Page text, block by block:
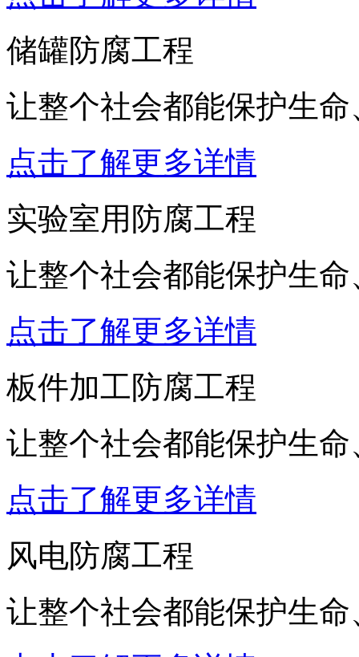
储罐防腐工程
让整个社会都能保护生
点击了解更多详情
实验室用防腐工程
让整个社会都能保护生
点击了解更多详情
板件加工防腐工程
让整个社会都能保护生
点击了解更多详情
风电防腐工程
让整个社会都能保护生